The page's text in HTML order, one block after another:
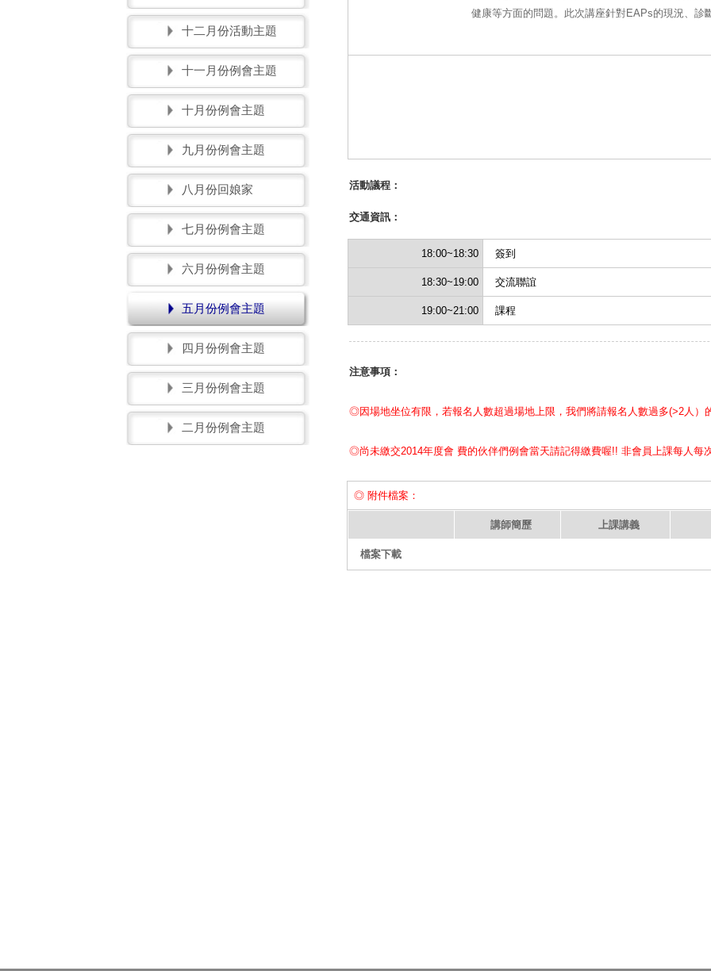
十二月份活動主題
十一月份例會主題
十月份例會主題
九月份例會主題
八月份回娘家
七月份例會主題
六月份例會主題
五月份例會主題
四月份例會主題
三月份例會主題
二月份例會主題
健康等方面的問題。此次講座針對EAPs的現況、診
活動議程：
交通資訊：
18:00~18:30 簽到
18:30~19:00 交流聯誼
19:00~21:00 課程
注意事項：
◎因場地坐位有限，若報名人數超過場地上限，我們將請報名人數過多(>2人）
◎尚未繳交2014年度會 費的伙伴們例會當天請記得繳費喔!! 非會員上課每人每
◎ 附件檔案：
講師簡歷 上課講義
檔案下載